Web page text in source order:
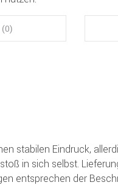
stabilen Eindruck,
in sich selbst.
entsprechen der